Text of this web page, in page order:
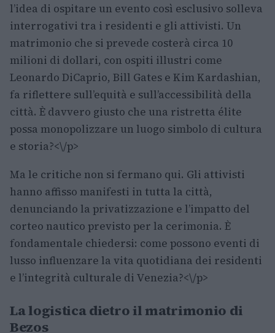
l’idea di ospitare un evento così esclusivo solleva
interrogativi tra i residenti e gli attivisti. Un
matrimonio che si prevede costerà circa 10
milioni di dollari, con ospiti illustri come
Leonardo DiCaprio, Bill Gates e Kim Kardashian,
fa riflettere sull’equità e sull’accessibilità della
città. È davvero giusto che una ristretta élite
possa monopolizzare un luogo simbolo di cultura
e storia?<\/p>
Ma le critiche non si fermano qui. Gli attivisti
hanno affisso manifesti in tutta la città,
denunciando la privatizzazione e l’impatto del
corteo nautico previsto per la cerimonia. È
fondamentale chiedersi: come possono eventi di
lusso influenzare la vita quotidiana dei residenti
e l’integrità culturale di Venezia?<\/p>
La logistica dietro il matrimonio di
Bezos